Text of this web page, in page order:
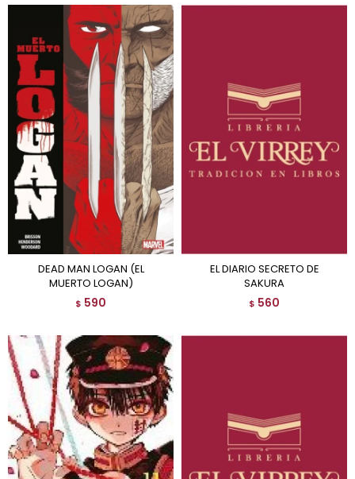
DEAD MAN LOGAN (EL
MUERTO LOGAN)
$ 590
EL DIARIO SECRETO DE
SAKURA
$ 560